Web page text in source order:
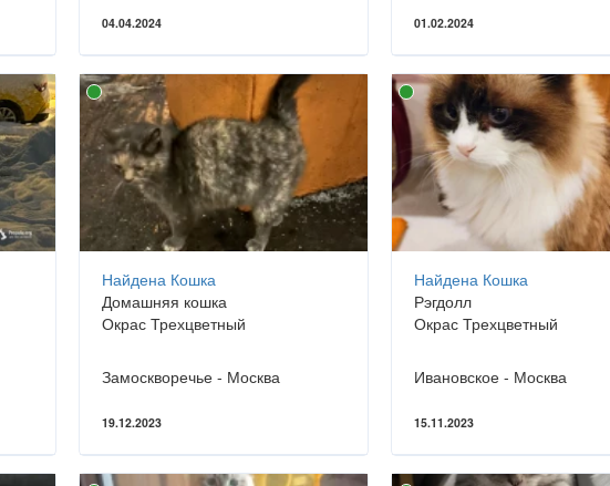
04.04.2024 01.02.2024
Найдена Кошка
Домашняя кошка
Окрас Трехцветный
Замоскворечье - Москва
19.12.2023
Найдена Кошка
Рэгдолл
Окрас Трехцветный
Ивановское - Москва
15.11.2023